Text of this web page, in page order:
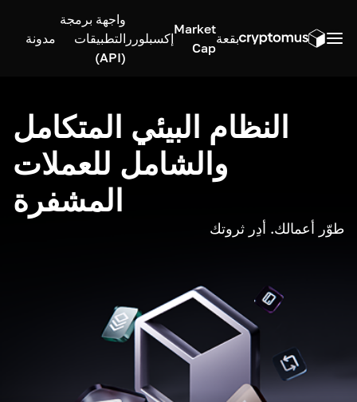
بقعة
Market
Cap
إكسبلورر
واجهة برمجة
التطبيقات
(API)
مدونة
النظام البيئي المتكامل
والشامل للعملات
المشفرة
طوّر أعمالك. أدِر ثروتك